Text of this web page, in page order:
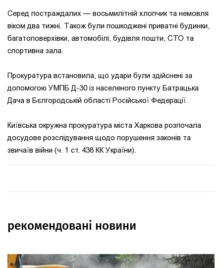
Серед постраждалих — восьмилітній хлопчик та немовля
віком два тижні. Також були пошкоджені приватні будинки,
багатоповерхівки, автомобілі, будівля пошти, СТО та
спортивна зала.
Прокуратура встановила, що удари були здійснені за
допомогою УМПБ Д-30 із населеного пункту Батрацька
Дача в Бєлгородській області Російської Федерації.
Київська окружна прокуратура міста Харкова розпочала
досудове розслідування щодо порушення законів та
звичаїв війни (ч. 1 ст. 438 КК України).
рекомендовані новини